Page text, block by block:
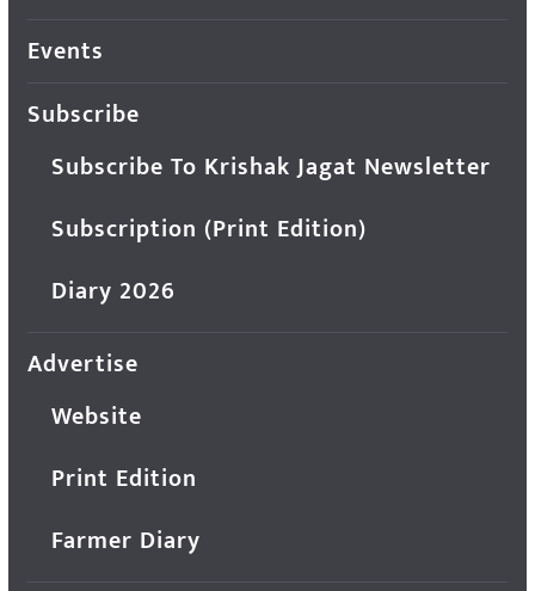
Events
Subscribe
Subscribe To Krishak Jagat Newsletter
Subscription (Print Edition)
Diary 2026
Advertise
Website
Print Edition
Farmer Diary